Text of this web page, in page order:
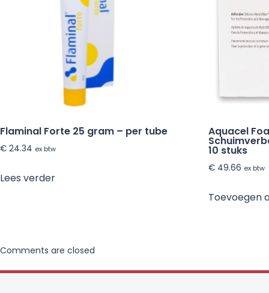
Flaminal Forte 25 gram – per tube
€ 24.34 ex btw
Lees verder
Aquacel
10 stuks
€ 49.66 ex btw
Toevoegen
Comments are closed